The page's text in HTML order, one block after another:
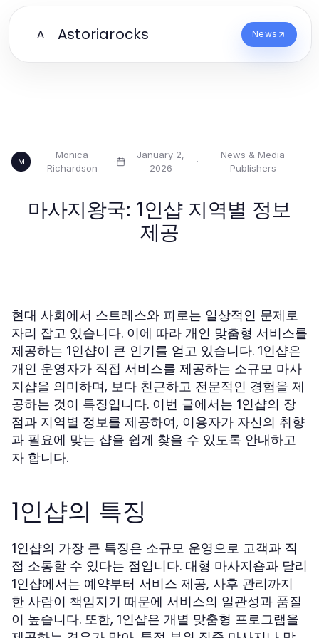
A Astoriarocks News
M
Monica
Richardson
·
January 2,
2026
·
News & Media
Publishers
마사지왕국: 1인샵 지역별 정보
제공
현대 사회에서 스트레스와 피로는 일상적인 문제로
자리 잡고 있습니다. 이에 따라 개인 맞춤형 서비스를
제공하는 1인샵이 큰 인기를 얻고 있습니다. 1인샵은
개인 운영자가 직접 서비스를 제공하는 소규모 마사
지샵을 의미하며, 보다 친근하고 전문적인 경험을 제
공하는 것이 특징입니다. 이번 글에서는 1인샵의 장
점과 지역별 정보를 제공하여, 이용자가 자신의 취향
과 필요에 맞는 샵을 쉽게 찾을 수 있도록 안내하고
자 합니다.
1인샵의 특징
1인샵의 가장 큰 특징은 소규모 운영으로 고객과 직
접 소통할 수 있다는 점입니다. 대형 마사지숍과 달리
1인샵에서는 예약부터 서비스 제공, 사후 관리까지
한 사람이 책임지기 때문에 서비스의 일관성과 품질
이 높습니다. 또한, 1인샵은 개별 맞춤형 프로그램을